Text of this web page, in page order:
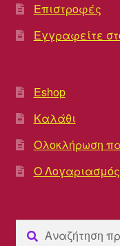
Επιστροφές
Εγγραφείτε
Eshop
Καλάθι
Ολοκλήρωση
Ο
Αναζήτηση
Αναζήτηση